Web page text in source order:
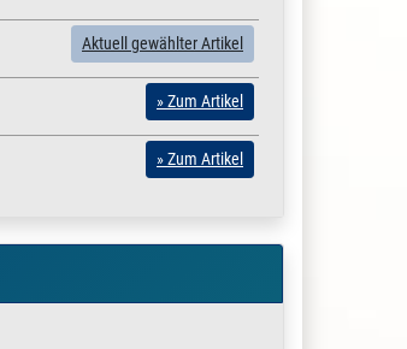
Aktuell gewählter Artikel
» Zum Artikel
» Zum Artikel